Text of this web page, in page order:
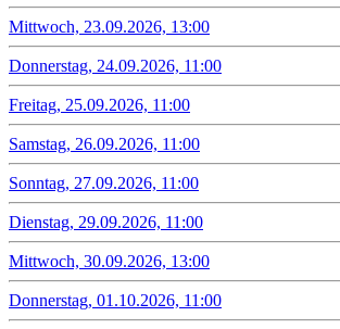
Mittwoch, 23.09.2026, 13:00
Donnerstag, 24.09.2026, 11:00
Freitag, 25.09.2026, 11:00
Samstag, 26.09.2026, 11:00
Sonntag, 27.09.2026, 11:00
Dienstag, 29.09.2026, 11:00
Mittwoch, 30.09.2026, 13:00
Donnerstag, 01.10.2026, 11:00